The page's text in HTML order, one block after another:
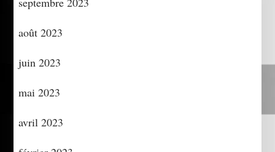
août 2023
juin 2023
mai 2023
avril 2023